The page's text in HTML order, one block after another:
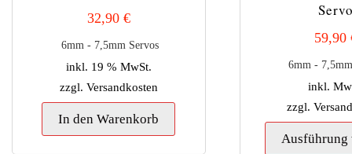
32,90 €
6mm - 7,5mm Servos
inkl. 19 % MwSt.
zzgl. Versandkosten
In den Warenkorb
59,90
6mm -
inkl.
zzgl.
Ausführung